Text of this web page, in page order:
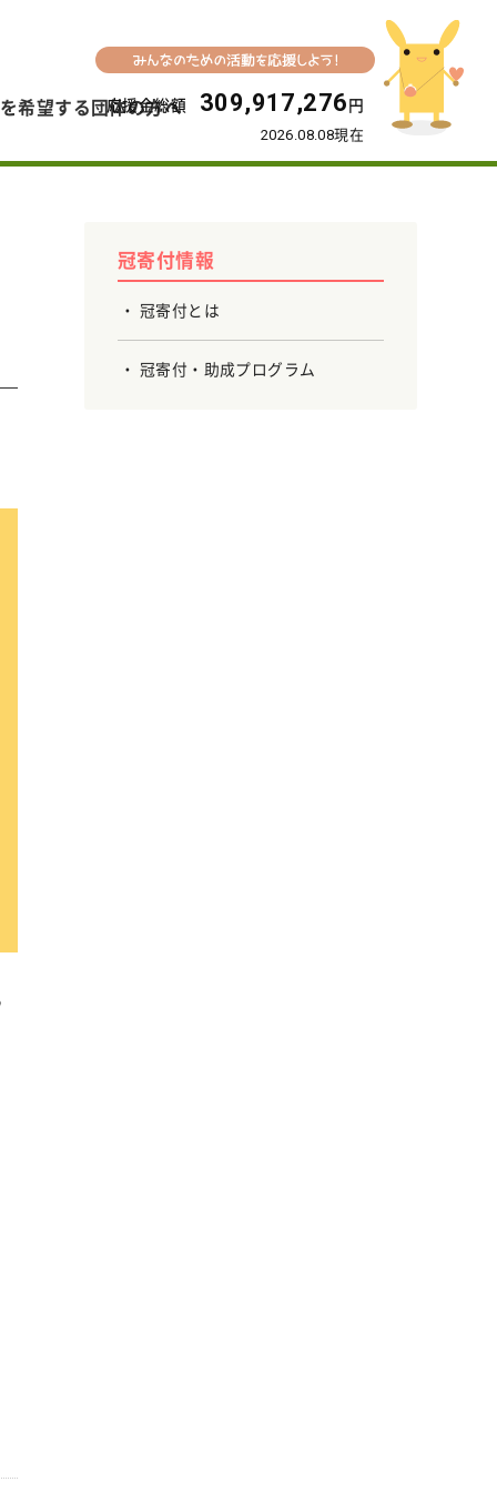
希望する団体の方へ
応援金総額 309,917,276 円
2026.08.08現在
冠寄付情報
冠寄付とは
冠寄付・助成プログラム